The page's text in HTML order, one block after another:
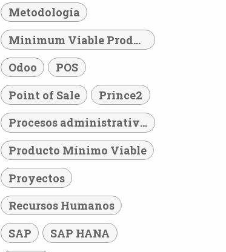
Metodología
Minimum Viable Product
Odoo
POS
Point of Sale
Prince2
Procesos administrativos
Producto Mínimo Viable
Proyectos
Recursos Humanos
SAP
SAP HANA